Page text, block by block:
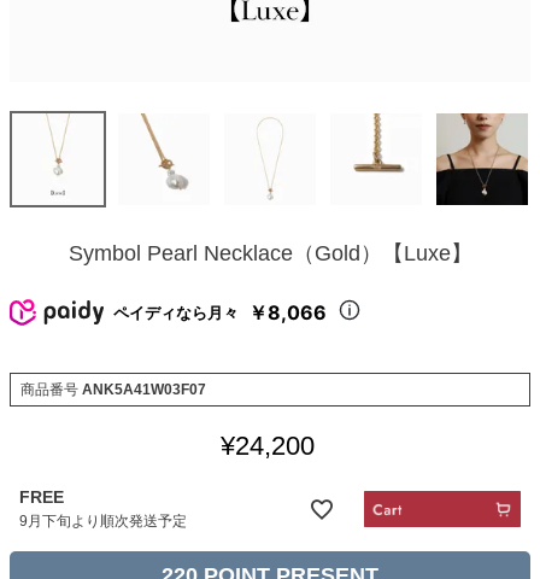
Symbol Pearl Necklace（Gold）【Luxe】
ペイディなら月々 ￥8,066
商品番号 ANK5A41W03F07
¥24,200
FREE
9月下旬より順次発送予定